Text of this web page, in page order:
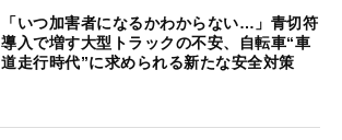
「いつ加害者になるかわからない…」青切符
導入で増す大型トラックの不安、自転車“車
道走行時代”に求められる新たな安全対策